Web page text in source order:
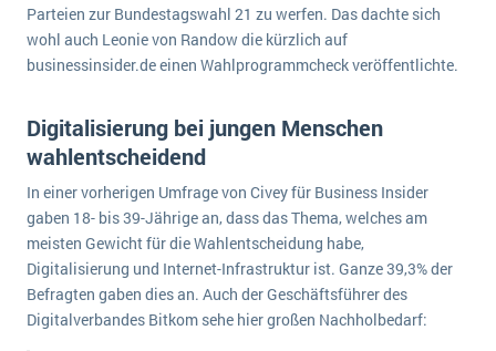
SAP übernimmt Reltio für eine bessere
Datenintegration
Die „SaaSpocalypse“: Was ist das und was bedeutet es für die Zukunft von Unternehmenssoftware?
ERP-Trends in der Produktion
NACHRICHTENARCHIV
Parteien zur Bundestagswahl 21 zu werfen. Das dachte sich
wohl auch Leonie von Randow die kürzlich auf
businessinsider.de einen Wahlprogrammcheck veröffentlichte.
Digitalisierung bei jungen Menschen
wahlentscheidend
In einer vorherigen Umfrage von Civey für Business Insider
gaben 18- bis 39-Jährige an, dass das Thema, welches am
meisten Gewicht für die Wahlentscheidung habe,
Digitalisierung und Internet-Infrastruktur ist. Ganze 39,3% der
Befragten gaben dies an. Auch der Geschäftsführer des
Digitalverbandes Bitkom sehe hier großen Nachholbedarf: